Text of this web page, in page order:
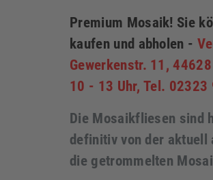
Premium Mosaik! Sie
kaufen und abholen -
Gewerkenstr. 11,
10 - 13 Uhr, Tel. 02323
Die Mosaikfliesen sind
definitiv von der aktuell
die getrommelten